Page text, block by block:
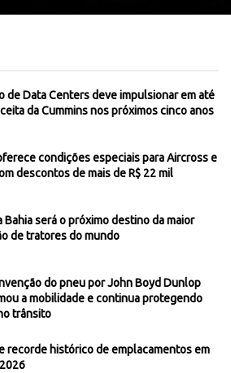
de Data Centers deve impulsionar em até
da Cummins nos próximos cinco anos
condições especiais para Aircross e
descontos de mais de R$ 22 mil
Bahia será o próximo destino da maior
de tratores do mundo
do pneu por John Boyd Dunlop
a mobilidade e continua protegendo
trânsito
recorde histórico de emplacamentos em